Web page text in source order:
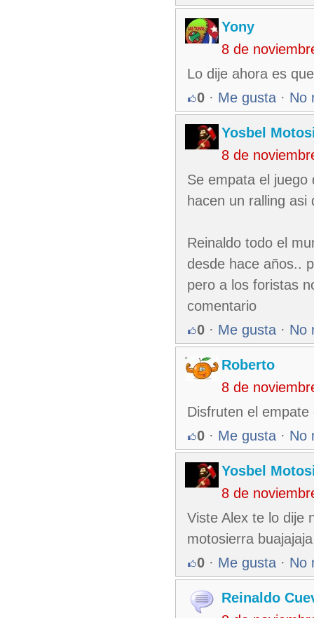
Yony
8 de
Lo dije ahora es
0 · Me gusta · No
Yosbel
8 de
Se empata el
hacen un ralling asi
Reinaldo todo el
desde hace años..
pero a los foristas
comentario
0 · Me gusta · No
Roberto
8 de
Disfruten el
0 · Me gusta · No
Yosbel
8 de
Viste Alex te lo dije
motosierra buajajaja
0 · Me gusta · No
Reinaldo